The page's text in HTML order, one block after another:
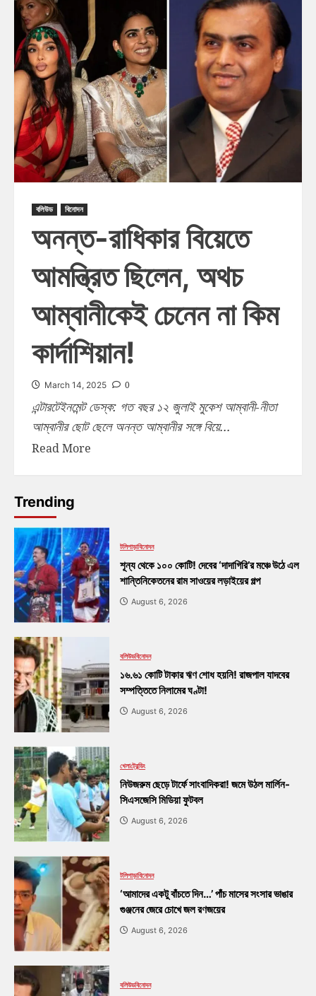
বলিউড বিনোদন
অনন্ত-রাধিকার বিয়েতে
আমন্ত্রিত ছিলেন, অথচ
আম্বানীকেই চেনেন না কিম
কার্দাশিয়ান!
March 14, 2025 0
এন্টারটেইনমেন্ট ডেস্ক: গত বছর ১২ জুলাই মুকেশ আম্বানী-নীতা
আম্বানীর ছোট ছেলে অনন্ত আম্বানীর সঙ্গে বিয়ে...
Read More
Trending
টলিপাড়াবিনোদন
শূন্য থেকে ১০০ কোটি! দেবের ‘দাদাগিরি’র মঞ্চে উঠে এল
শান্তিনিকেতনের রাম সাওয়ের লড়াইয়ের গল্প
August 6, 2026
বলিউডবিনোদন
১৬.৬১ কোটি টাকার ঋণ শোধ হয়নি! রাজপাল যাদবের
সম্পত্তিতে নিলামের ঘণ্টা!
August 6, 2026
খেলাট্রেন্ডিং
নিউজরুম ছেড়ে টার্ফে সাংবাদিকরা! জমে উঠল মার্লিন-
সিএসজেসি মিডিয়া ফুটবল
August 6, 2026
টলিপাড়াবিনোদন
‘আমাদের একটু বাঁচতে দিন…’ পাঁচ মাসের সংসার ভাঙার
গুঞ্জনের জেরে চোখে জল রণজয়ের
August 6, 2026
বলিউডবিনোদন